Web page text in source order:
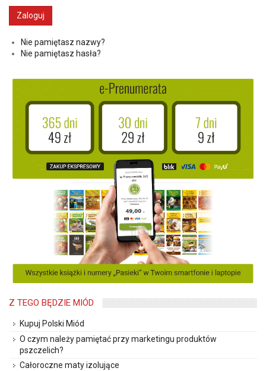
Nie pamiętasz nazwy?
Nie pamiętasz hasła?
Z TEGO BĘDZIE MIÓD
Kupuj Polski Miód
O czym należy pamiętać przy marketingu produktów
pszczelich?
Całoroczne maty izolujące